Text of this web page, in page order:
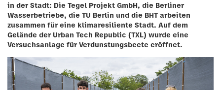
in der Stadt: Die Tegel Projekt GmbH, die Berliner
Wasserbetriebe, die TU Berlin und die BHT arbeiten
zusammen für eine klimaresiliente Stadt. Auf dem
Gelände der Urban Tech Republic (TXL) wurde eine
Versuchsanlage für Verdunstungsbeete eröffnet.